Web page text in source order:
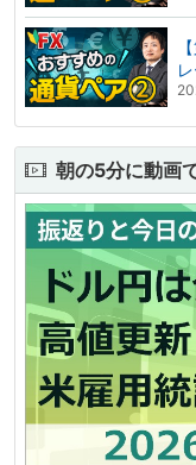
朝の5分に動画